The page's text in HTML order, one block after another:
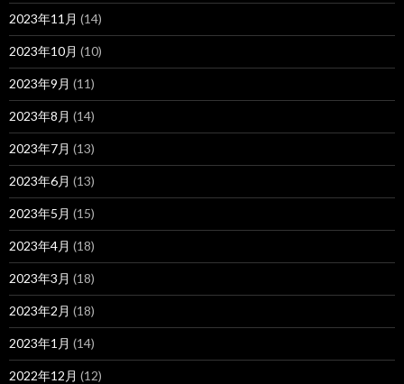
2023年11月 (14)
2023年10月 (10)
2023年9月 (11)
2023年8月 (14)
2023年7月 (13)
2023年6月 (13)
2023年5月 (15)
2023年4月 (18)
2023年3月 (18)
2023年2月 (18)
2023年1月 (14)
2022年12月 (12)